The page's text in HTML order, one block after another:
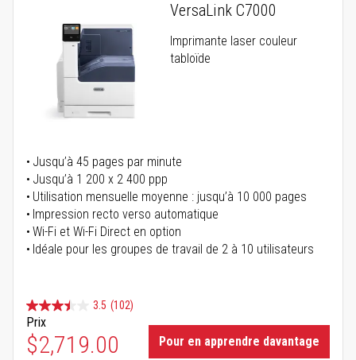
VersaLink C7000
Imprimante laser couleur
tabloïde
Jusqu’à 45 pages par minute
Jusqu’à 1 200 x 2 400 ppp
Utilisation mensuelle moyenne : jusqu’à 10 000 pages
Impression recto verso automatique
Wi-Fi et Wi-Fi Direct en option
Idéale pour les groupes de travail de 2 à 10 utilisateurs
3.5 (102)
Prix
$2,719.00 Pour en apprendre davantage